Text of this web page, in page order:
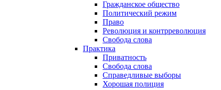
Гражданское общество
Политический режим
Право
Революция и контрреволюция
Свобода слова
Практика
Приватность
Свобода слова
Справедливые выборы
Хорошая полиция